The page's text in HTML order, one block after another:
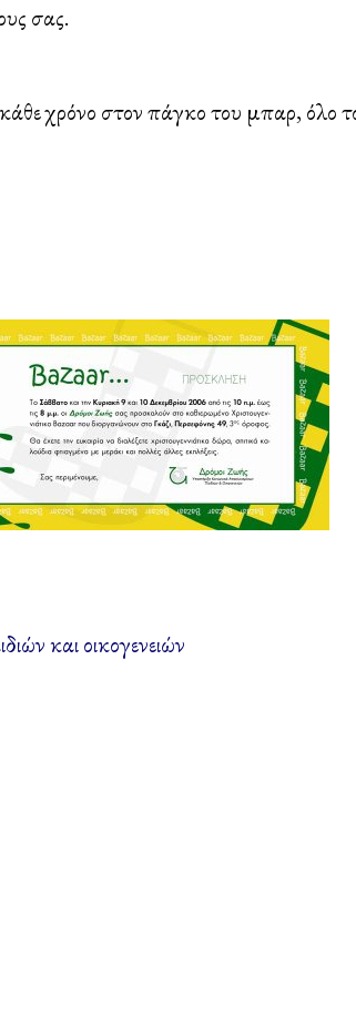
σας.
χρόνο στον πάγκο του μπαρ, όλο
και οικογενειών